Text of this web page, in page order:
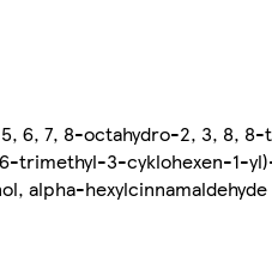
5, 6, 7, 8-octahydro-2, 3, 8,
trimethyl-3-cyklohexen-1-
alpha-hexylcinnamaldehyde